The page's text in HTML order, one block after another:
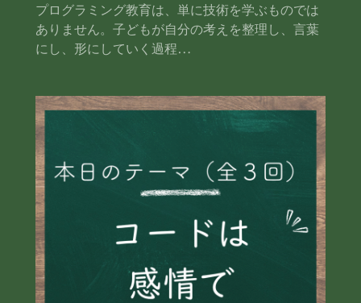
プログラミング教育は、単に技術を学ぶものでは
ありません。子どもが自分の考えを整理し、言葉
にし、形にしていく過程…